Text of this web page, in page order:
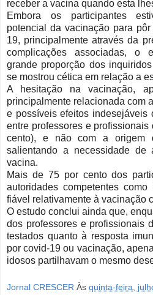
receber a vacina quando esta
Embora os participantes
potencial da vacinação para
19, principalmente através da
complicações associadas, o
grande proporção dos
se mostrou cética em relação a
A hesitação na vacinação,
principalmente relacionada com
e possíveis efeitos indesejáveis
entre professores e
cento), e não com a origem
salientando a necessidade de
vacina.
Mais de 75 por cento dos
autoridades competentes
fiável relativamente à vacinação
O estudo conclui ainda que,
dos professores e profissionais
testados quanto à resposta
por covid-19 ou vacinação,
idosos partilhavam o mesmo
Jornal CRESCER Às quinta-feira,